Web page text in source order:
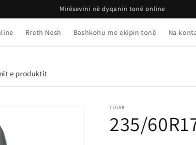
Mirësevini në dyqanin tonë online
Rreth Nesh Bashkohu me ekipin tonë Na
e produktit
TIGAR
235/